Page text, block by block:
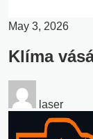
May 3, 2026
Klíma
laser